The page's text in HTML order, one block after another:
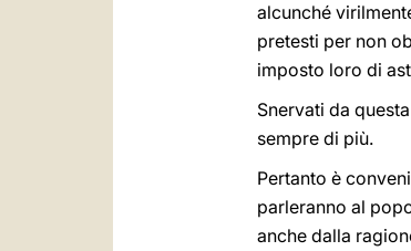
alcunché
pretesti per non
imposto loro di
Snervati da
sempre di più.
Pertanto è
parleranno al
anche dalla